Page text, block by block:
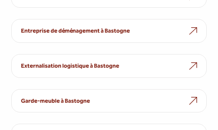
Entreprise de déménagement à Bastogne
Externalisation logistique à Bastogne
Garde-meuble à Bastogne